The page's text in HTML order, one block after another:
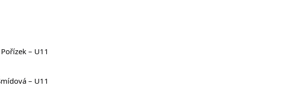
Pořízek – U11
Šmídová – U11